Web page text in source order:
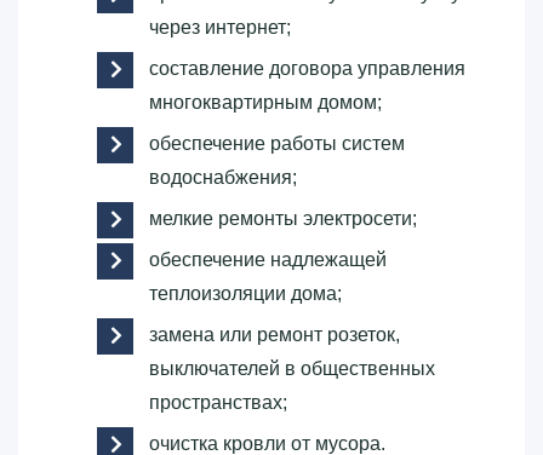
через интернет;
составление договора управления
многоквартирным домом;
обеспечение работы систем
водоснабжения;
мелкие ремонты электросети;
обеспечение надлежащей
теплоизоляции дома;
замена или ремонт розеток,
выключателей в общественных
пространствах;
очистка кровли от мусора.